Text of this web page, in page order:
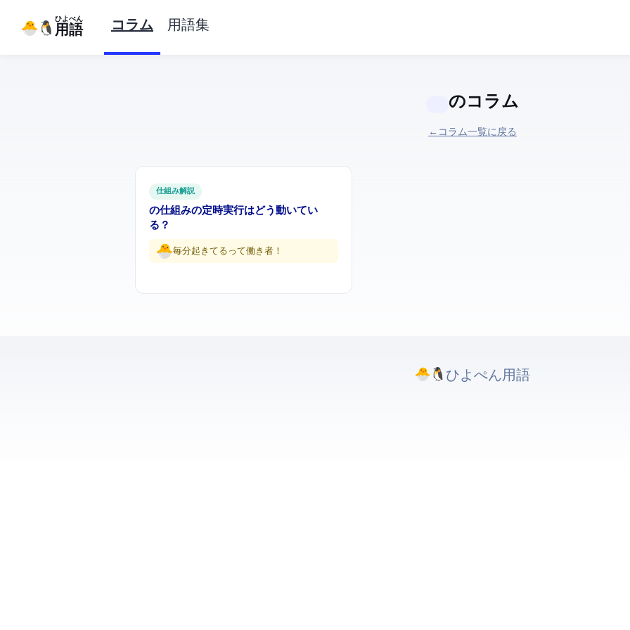
IT用語
ひよぺん コラム 用語集
のコラム
← コラム一覧に戻る
仕組み解説
cronの仕組み — Linuxの定時実行はどう動いてい
る？
毎分起きてるって働き者…！
ひよぺんIT用語. All rights reserved.